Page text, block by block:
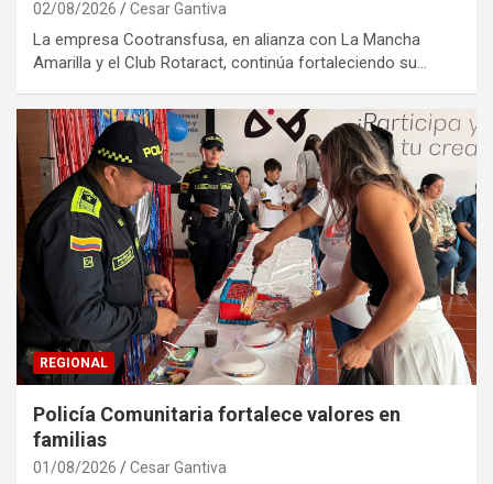
02/08/2026 Cesar Gantiva
La empresa Cootransfusa, en alianza con La Mancha
Amarilla y el Club Rotaract, continúa fortaleciendo su…
REGIONAL
Policía Comunitaria fortalece valores en
familias
01/08/2026 Cesar Gantiva